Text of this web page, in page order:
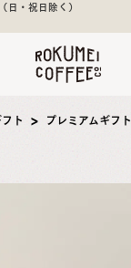
い上げで送料無料（一部地
ト
プレミアムギフ